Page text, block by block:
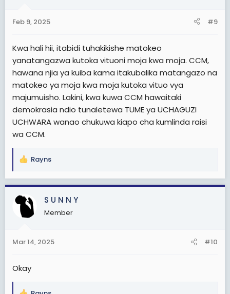
s
Feb 9, 2025 #9
Kwa hali hii, itabidi tuhakikishe matokeo
yanatangazwa kutoka vituoni moja kwa moja. CCM,
hawana njia ya kuiba kama itakubalika matangazo na
matokeo ya moja kwa moja kutoka vituo vya
majumuisho. Lakini, kwa kuwa CCM hawaitaki
demokrasia ndio tunaletewa TUME ya UCHAGUZI
UCHWARA wanao chukuwa kiapo cha kumlinda raisi
wa CCM.
R
a
c
t
i
s
Rayns
S U N N Y
Member
Mar 14, 2025 #10
Okay